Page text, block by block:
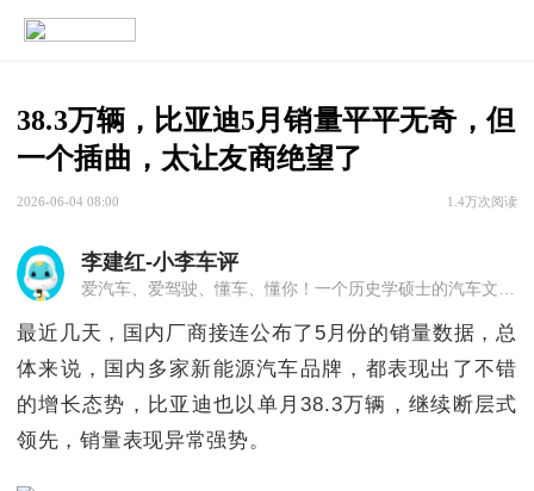
38.3万辆，比亚迪5月销量平平无奇，但
一个插曲，太让友商绝望了
2026-06-04 08:00 1.4万次阅读
李建红-小李车评
爱汽车、爱驾驶、懂车、懂你！一个历史学硕士的汽车文字！
最近几天，国内厂商接连公布了5月份的销量数据，总
体来说，国内多家新能源汽车品牌，都表现出了不错
的增长态势，比亚迪也以单月38.3万辆，继续断层式
领先，销量表现异常强势。